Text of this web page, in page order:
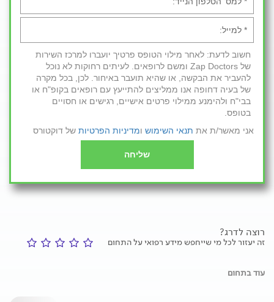
חשוב לדעת: לאחר מילוי הטופס פרטיך יועברו למרכז השירות
של Zap Doctors ומשם לרופאים. לעיתים רחוקות לא נוכל
להעביר את הבקשה, או שהיא תועבר באיחור. לכן, בכל מקרה
של בעיה דחופה אנו ממליצים להתייעץ עם רופאים בקופ"ח או
בבי"ח ולהימנע ממילוי פרטים אישיים, רגישים או חסויים
בטופס.
אני מאשר/ת את תנאי השימוש ומדיניות הפרטיות של דוקטורס
שליחה
רוצה לדרג?
זה יעזור לכל מי שייחפש מידע רפואי על התחום
עוד בתחום